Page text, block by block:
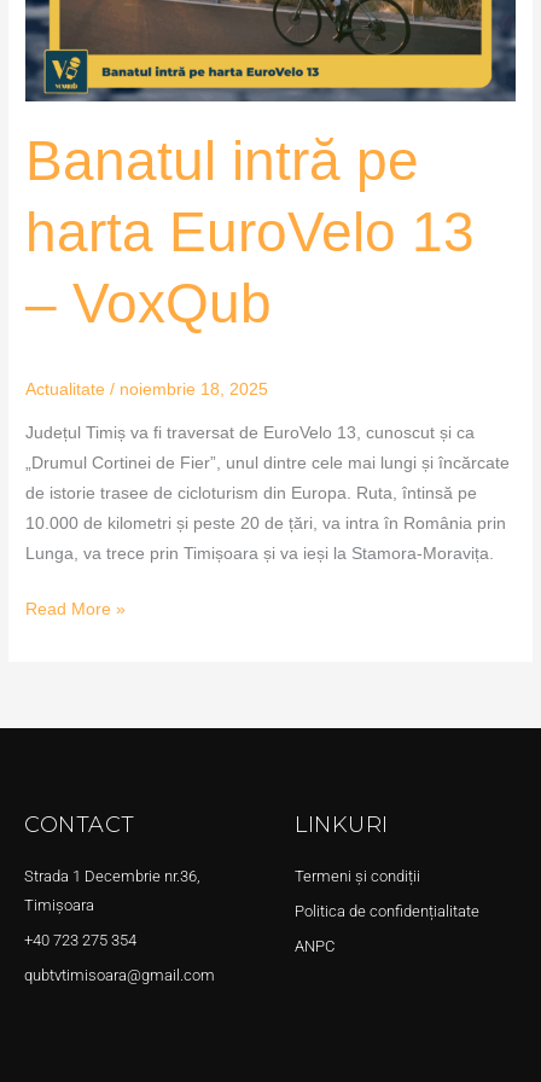
Banatul intră pe
harta EuroVelo 13
– VoxQub
Actualitate / noiembrie 18, 2025
Județul Timiș va fi traversat de EuroVelo 13, cunoscut și ca
„Drumul Cortinei de Fier”, unul dintre cele mai lungi și încărcate
de istorie trasee de cicloturism din Europa. Ruta, întinsă pe
10.000 de kilometri și peste 20 de țări, va intra în România prin
Lunga, va trece prin Timișoara și va ieși la Stamora‑Moravița.
–
VoxQub
Read More »
CONTACT
Strada 1 Decembrie nr.36,
Timișoara
+40 723 275 354
qubtvtimisoara@gmail.com
LINKURI
Termeni și condiții
Politica de confidențialitate
ANPC